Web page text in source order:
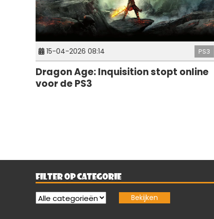
15-04-2026 08:14 PS3
Dragon Age: Inquisition stopt online
voor de PS3
FILTER OP CATEGORIE